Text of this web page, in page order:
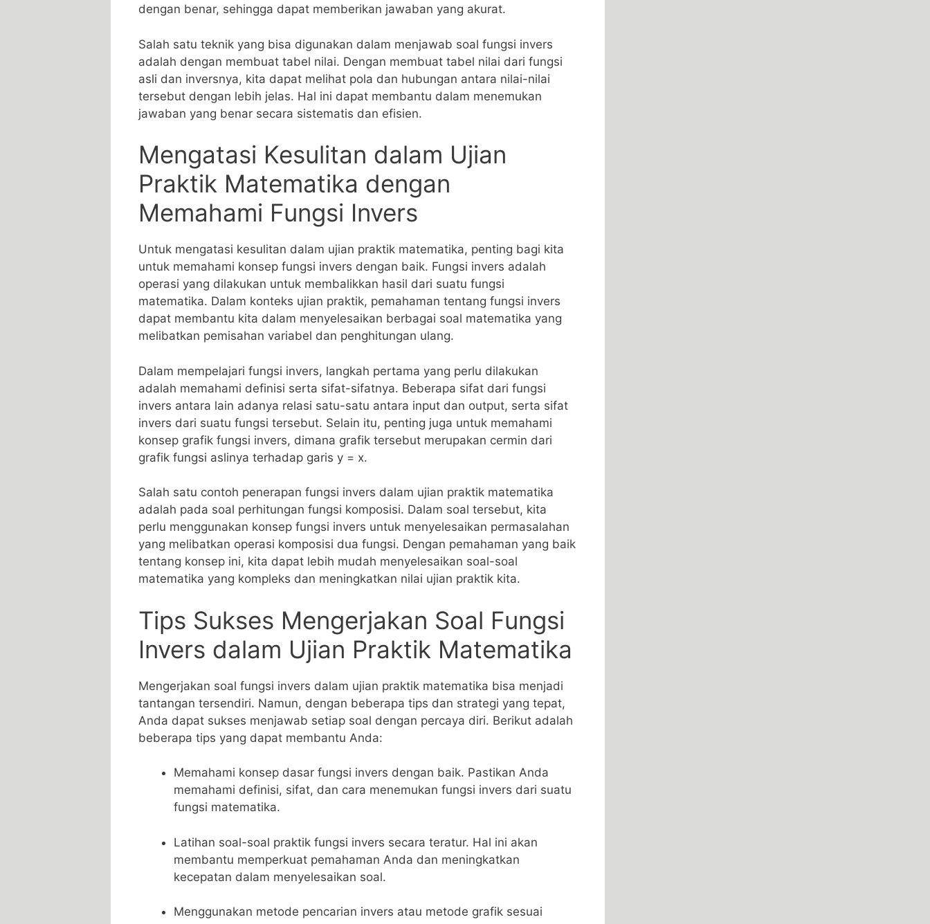
⁤dengan benar, sehingga ‍dapat memberikan‌ jawaban yang akurat.
Salah satu teknik ⁤yang ⁤bisa digunakan dalam menjawab soal ⁢fungsi⁣ invers⁤
adalah dengan membuat tabel ​nilai. Dengan membuat tabel nilai⁤ dari fungsi
asli ‌dan inversnya, kita⁣ dapat melihat pola⁤ dan hubungan antara nilai-nilai
tersebut dengan‍ lebih jelas. Hal​ ini dapat ⁤membantu dalam menemukan
jawaban yang benar secara‍ sistematis dan efisien.
Mengatasi Kesulitan dalam ⁢Ujian​
Praktik Matematika dengan​
Memahami ‌Fungsi‍ Invers
Untuk mengatasi kesulitan dalam ujian praktik matematika, penting⁣ bagi kita
untuk memahami ⁣konsep fungsi invers‍ dengan baik.⁢ Fungsi invers adalah
operasi yang​ dilakukan untuk membalikkan hasil dari suatu fungsi
⁣matematika. Dalam konteks ⁢ujian praktik, pemahaman tentang fungsi invers
‌dapat membantu kita dalam menyelesaikan berbagai soal matematika yang⁤
melibatkan​ pemisahan variabel dan penghitungan ‌ulang.
Dalam mempelajari fungsi invers, langkah‌ pertama yang perlu dilakukan
adalah memahami⁤ definisi serta sifat-sifatnya. Beberapa sifat dari‍ fungsi
invers antara lain‌ adanya ⁤relasi satu-satu antara input dan ⁤output, serta ⁤sifat
invers ​dari suatu ‌fungsi tersebut. Selain itu, penting ⁣juga untuk memahami
konsep grafik fungsi invers, dimana grafik tersebut ⁤merupakan cermin dari
grafik fungsi‍ aslinya terhadap garis⁤ y = ⁢x.
Salah satu contoh‌ penerapan​ fungsi ⁤invers⁤ dalam⁢ ujian praktik matematika
adalah pada​ soal perhitungan fungsi komposisi. Dalam ⁢soal tersebut,‍ kita
perlu menggunakan konsep fungsi invers untuk menyelesaikan ⁤permasalahan
yang melibatkan ​operasi ‌komposisi dua fungsi. Dengan ‌pemahaman yang baik
⁢tentang konsep ini, kita dapat‌ lebih⁣ mudah​ menyelesaikan soal-soal⁢
matematika yang ⁤kompleks dan meningkatkan‍ nilai ujian praktik‌ kita.
Tips Sukses Mengerjakan Soal⁣ Fungsi
Invers⁤ dalam ‌Ujian ​Praktik Matematika
Mengerjakan soal fungsi invers dalam ujian praktik matematika bisa menjadi
tantangan‌ tersendiri. Namun, dengan‌ beberapa⁣ tips dan‌ strategi yang tepat,
Anda dapat sukses menjawab⁣ setiap⁤ soal dengan‍ percaya diri. Berikut adalah
beberapa tips ​yang dapat membantu Anda:
Memahami konsep ⁣dasar ​fungsi invers dengan baik. Pastikan Anda‌
memahami definisi, sifat, ⁢dan ‍cara menemukan fungsi invers dari suatu
fungsi ‌matematika.
Latihan soal-soal praktik‍ fungsi invers secara teratur. ‌Hal ini‌ akan
membantu memperkuat pemahaman Anda dan meningkatkan
kecepatan dalam menyelesaikan soal.
Menggunakan metode pencarian invers atau metode grafik sesuai